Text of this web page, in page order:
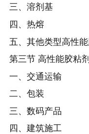
三、溶剂基
四、热熔
五、其他类型高性
第三节 高性能胶粘
一、交通运输
二、包装
三、数码产品
四、建筑施工